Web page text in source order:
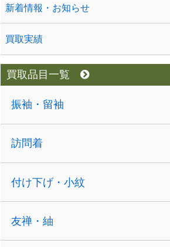
新着情報・お知らせ
買取実績
買取品目一覧
振袖・留袖
訪問着
付け下げ・小紋
友禅・紬